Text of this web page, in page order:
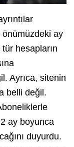
önümüzdeki ay
hesapların
Ayrıca, sitenin
belli değil.
ay boyunca
duyurdu.